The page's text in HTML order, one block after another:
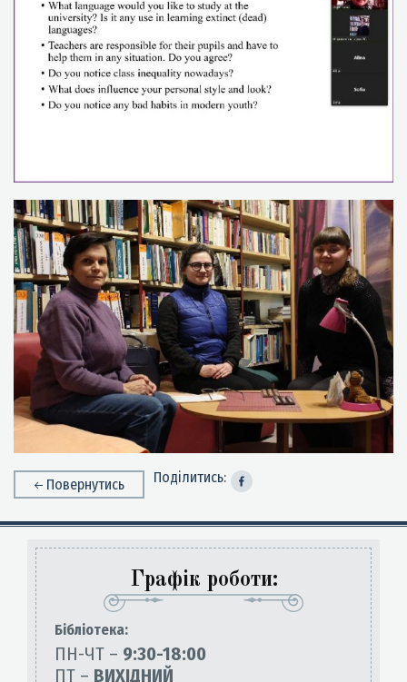
Повернутись Поділитись:
Графік роботи:
Бiблiотека:
ПН-ЧТ – 9:30-18:00
ПТ – ВИХІДНИЙ